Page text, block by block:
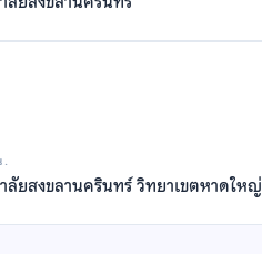
.
ลัยสงขลานครินทร์ วิทยาเขตหาดใหญ่